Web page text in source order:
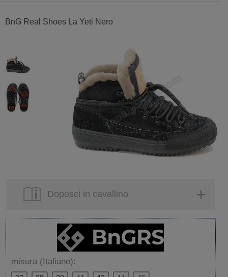
BnG Real Shoes La Yeti Nero
Doposci in cavallino
misura (Italiane):